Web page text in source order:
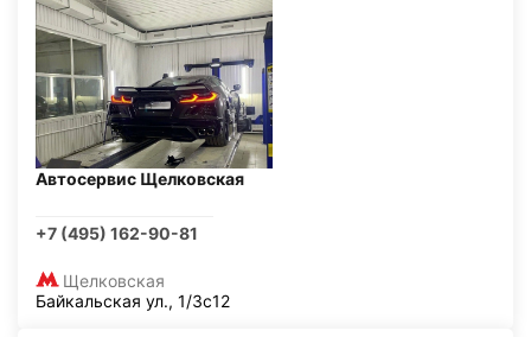
Автосервис Щелковская
+7 (495) 162-90-81
Щелковская
Байкальская ул., 1/3с12